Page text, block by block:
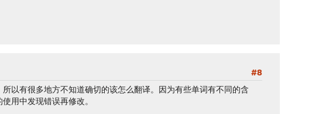
#8
以有很多地方不知道确切的该怎么翻译。因为有些单词有不同的含
用中发现错误再修改。